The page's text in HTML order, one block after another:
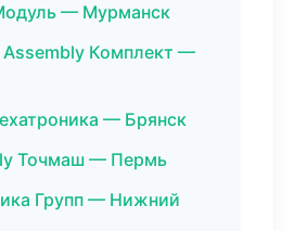
— Мурманск
Комплект —
— Брянск
Точмаш — Пермь
Групп — Нижний